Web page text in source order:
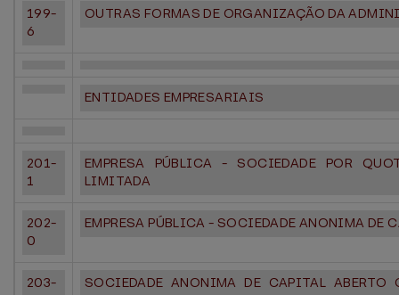
199-
6
OUTRAS FORMAS DE ORGANIZAÇÃO DA
ENTIDADES EMPRESARIAIS
201-
1
EMPRESA PÚBLICA - SOCIEDADE POR
LIMITADA
202-
0
EMPRESA PÚBLICA - SOCIEDADE ANONIMA DE
203-
SOCIEDADE ANONIMA DE CAPITAL ABERTO